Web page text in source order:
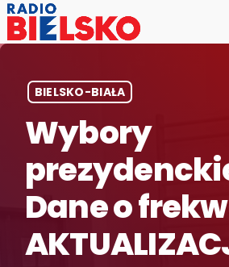
BIELSKO-BIAŁA
Wybory
Dane o